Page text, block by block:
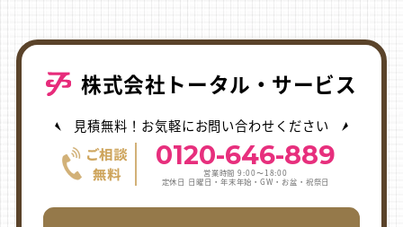
株式会社トータル・サービス
見積無料！お気軽にお問い合わせください
0120-646-889
営業時間 9:00〜18:00
定休日 日曜日・年末年始・GW・お盆・祝祭日